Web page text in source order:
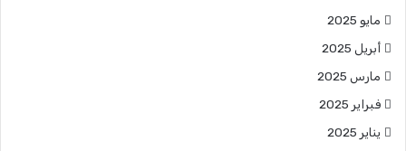
مايو 2025
أبريل 2025
مارس 2025
فبراير 2025
يناير 2025